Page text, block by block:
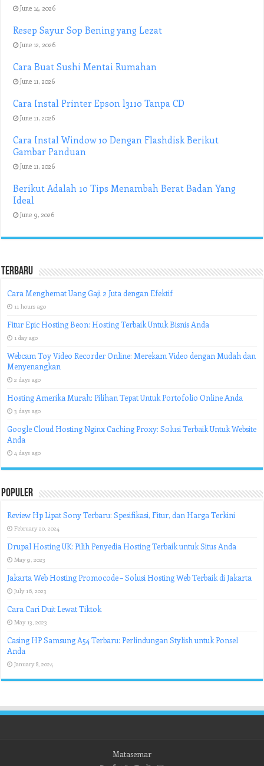
June 14, 2026
Resep Sayur Sop Bening yang Lezat
June 12, 2026
Cara Buat Sushi Mentai Rumahan
June 11, 2026
Cara Instal Printer Epson l3110 Tanpa CD
June 11, 2026
Cara Instal Window 10 Dengan Flashdisk Berikut
Gambar Panduan
June 11, 2026
Berikut Adalah 10 Tips Menambah Berat Badan Yang
Ideal
June 9, 2026
Terbaru
Cara Menghemat Uang Gaji 2 Juta dengan Efektif
11 hours ago
Fitur Epic Hosting Beon: Hosting Terbaik Untuk Bisnis Anda
1 day ago
Webcam Toy Video Recorder Online: Merekam Video dengan Mudah dan
Menyenangkan
2 days ago
Hosting Amerika Murah: Pilihan Tepat Untuk Portofolio Online Anda
3 days ago
Google Cloud Hosting Nginx Caching Proxy: Solusi Terbaik Untuk Website
Anda
4 days ago
Populer
Review Hp Lipat Sony Terbaru: Spesifikasi, Fitur, dan Harga Terkini
February 20, 2024
Drupal Hosting UK: Pilih Penyedia Hosting Terbaik untuk Situs Anda
May 9, 2023
Jakarta Web Hosting Promocode – Solusi Hosting Web Terbaik di Jakarta
July 16, 2023
Cara Cari Duit Lewat Tiktok
May 13, 2023
Casing HP Samsung A54 Terbaru: Perlindungan Stylish untuk Ponsel
Anda
January 8, 2024
Matasemar